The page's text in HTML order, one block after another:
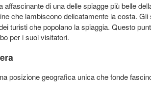
di una delle spiagge più belle
che lambiscono delicatamente la costa.
turisti che popolano la spiaggia. Questo
per i suoi visitatori.
posizione geografica unica che fonde